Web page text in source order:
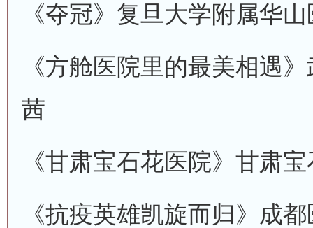
《夺冠》 复旦大学附属华山
《方舱医院里的最美相遇》
茜
《甘肃宝石花医院》 甘肃
《抗疫英雄凯旋而归》 成